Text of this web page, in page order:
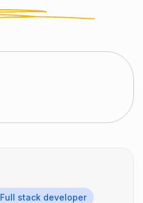
Full stack developer